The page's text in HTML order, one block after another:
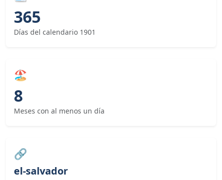
365
Días del calendario 1901
🏖
8
Meses con al menos un día
🔗
el-salvador